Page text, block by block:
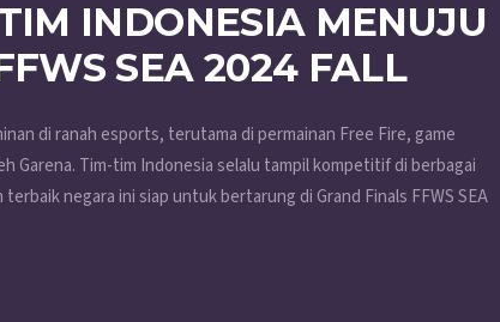
INDONESIA MENUJU
SEA 2024 FALL
di ranah esports, terutama di permainan Free Fire, game
Garena. Tim-tim Indonesia selalu tampil kompetitif di berbagai
negara ini siap untuk bertarung di Grand Finals FFWS SEA